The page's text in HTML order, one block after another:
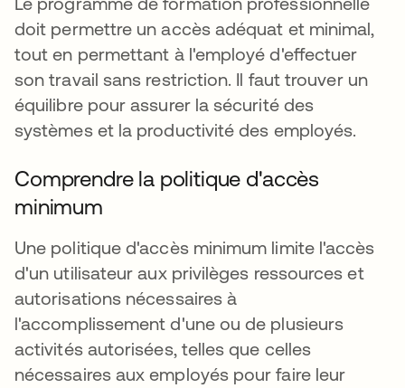
doit permettre un accès adéquat et minimal,
tout en permettant à l'employé d'effectuer
son travail sans restriction. Il faut trouver un
équilibre pour assurer la sécurité des
systèmes et la productivité des employés.
Comprendre la politique d'accès
minimum
Une politique d'accès minimum limite l'accès
d'un utilisateur aux privilèges ressources et
autorisations nécessaires à
l'accomplissement d'une ou de plusieurs
activités autorisées, telles que celles
nécessaires aux employés pour faire leur